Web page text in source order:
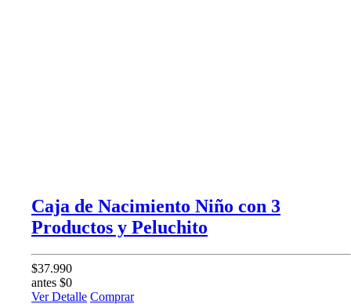
Caja de Nacimiento Niño con 3
Productos y Peluchito
$37.990
antes $0
Ver Detalle Comprar